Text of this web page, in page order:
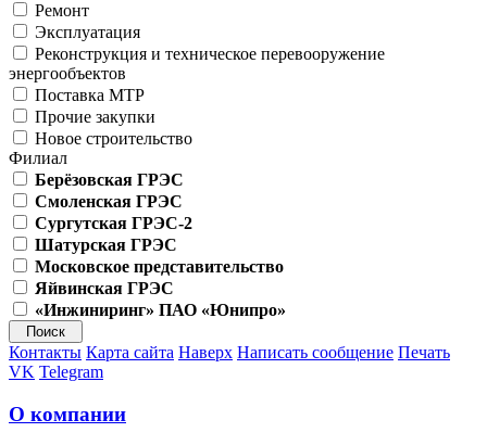
Ремонт
Эксплуатация
Реконструкция и техническое перевооружение
энергообъектов
Поставка МТР
Прочие закупки
Новое строительство
Филиал
Берёзовская ГРЭС
Смоленская ГРЭС
Сургутская ГРЭС-2
Шатурская ГРЭС
Московское представительство
Яйвинская ГРЭС
«Инжиниринг» ПАО «Юнипро»
Контакты Карта сайта Наверх Написать сообщение Печать
VK Telegram
О компании